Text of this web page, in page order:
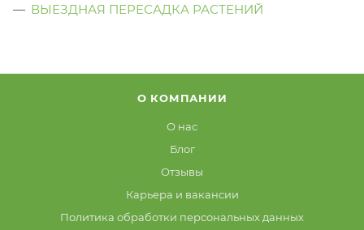
ВЫЕЗДНАЯ ПЕРЕСАДКА РАСТЕНИЙ
О КОМПАНИИ
О нас
Блог
Отзывы
Карьера и вакансии
Политика обработки персональных данных